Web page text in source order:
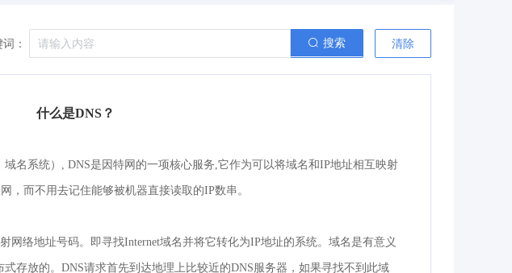
： 搜索 清除
什么是DNS？
域名系统）, DNS是因特网的一项核心服务,它作为可以将域名和IP地址相互映射
，而不用去记住能够被机器直接读取的IP数串。
网络地址号码。即寻找Internet域名并将它转化为IP地址的系统。域名是有意义
存放的。DNS请求首先到达地理上比较近的DNS服务器，如果寻找不到此域